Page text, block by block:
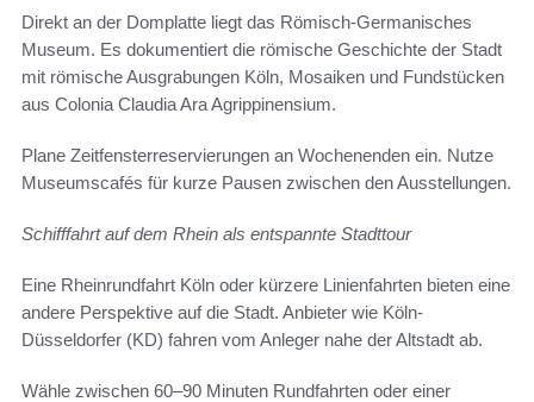
Direkt an der Domplatte liegt das Römisch‑Germanisches
Museum. Es dokumentiert die römische Geschichte der Stadt
mit römische Ausgrabungen Köln, Mosaiken und Fundstücken
aus Colonia Claudia Ara Agrippinensium.
Plane Zeitfensterreservierungen an Wochenenden ein. Nutze
Museumscafés für kurze Pausen zwischen den Ausstellungen.
Schifffahrt auf dem Rhein als entspannte Stadttour
Eine Rheinrundfahrt Köln oder kürzere Linienfahrten bieten eine
andere Perspektive auf die Stadt. Anbieter wie Köln-
Düsseldorfer (KD) fahren vom Anleger nahe der Altstadt ab.
Wähle zwischen 60–90 Minuten Rundfahrten oder einer